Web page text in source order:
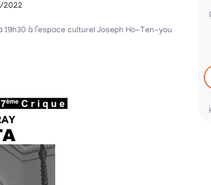
2022
19h30 à l’espace culturel Joseph Ho-Ten-you